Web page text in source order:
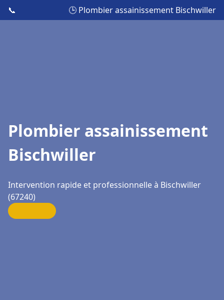
📞 🕒 Plombier assainissement Bischwiller
Plombier assainissement
Bischwiller
Intervention rapide et professionnelle à Bischwiller
(67240)